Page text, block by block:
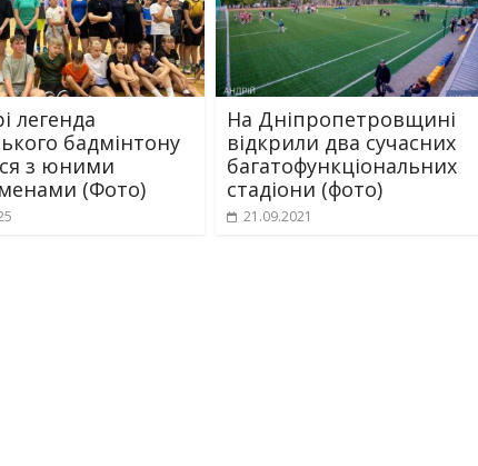
легенда
бадмінтону
з юними
(Фото)
На Дніпропетровщині
відкрили два сучасних
багатофункціональних
стадіони (фото)
21.09.2021